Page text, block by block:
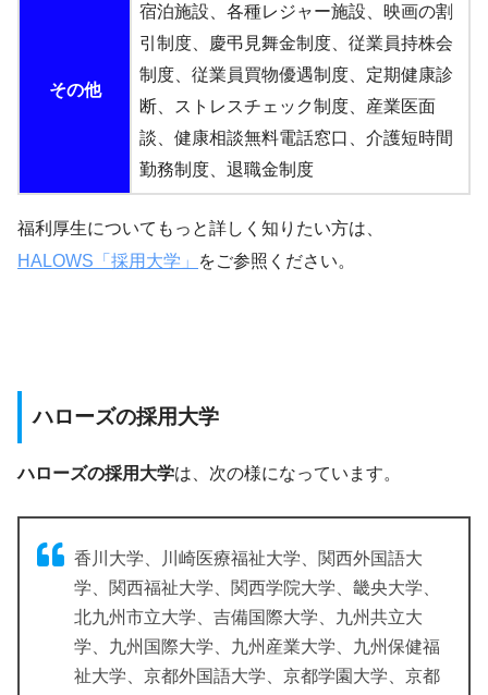
その他
宿泊施設、各種レジャー施設、映画の割
引制度、慶弔見舞金制度、従業員持株会
制度、従業員買物優遇制度、定期健康診
断、ストレスチェック制度、産業医面
談、健康相談無料電話窓口、介護短時間
勤務制度、退職金制度
福利厚生についてもっと詳しく知りたい方は、
HALOWS「採用大学」
をご参照ください。
ハローズの採用大学
ハローズの採用大学は、次の様になっています。
香川大学、川崎医療福祉大学、関西外国語大
学、関西福祉大学、関西学院大学、畿央大学、
北九州市立大学、吉備国際大学、九州共立大
学、九州国際大学、九州産業大学、九州保健福
祉大学、京都外国語大学、京都学園大学、京都